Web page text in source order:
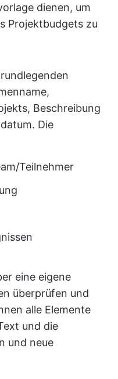
dienen, um
Projektbudgets zu
Beschreibung
Die
Teilnehmer
eine eigene
überprüfen und
alle Elemente
und die
und neue